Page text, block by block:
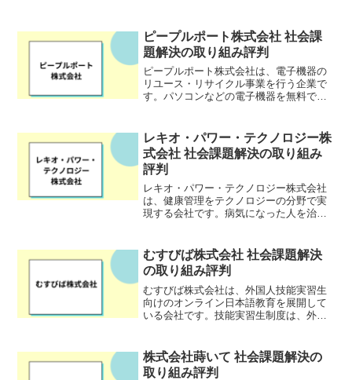
ピープルポート株式会社 社会課
題解決の取り組み評判
ピープルポート株式会社は、電子機器の
リユース・リサイクル事業を行う企業で
す。パソコンなどの電子機器を無料で回
収益の一部をNPO団体に寄付し子どもた
ちを支援する社会貢献活...
レキオ・パワー・テクノロジー株
式会社 社会課題解決の取り組み
評判
レキオ・パワー・テクノロジー株式会社
は、健康管理をテクノロジーの分野で実
現する会社です。病気になった人を治す
事業を行っています。健康に生活を送り
たいすべての個人にテクノ...
むすびば株式会社 社会課題解決
の取り組み評判
むすびば株式会社は、外国人技能実習生
向けのオンライン日本語教育を展開して
いる会社です。技能実習生制度は、外国
れないことが原因で、現場でトラブルが
発生するなど、実習生・雇...
株式会社蒔いて 社会課題解決の
取り組み評判